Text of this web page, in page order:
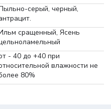
серый, черный,
сращенный, Ясень
- 40 до +40 при
влажности не
80%